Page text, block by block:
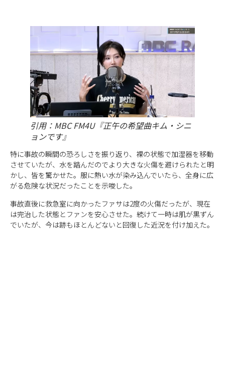
引用：MBC FM4U『正午の希望曲キム・シニ
ョンです』
特に事故の瞬間の恐ろしさを振り返り、裸の状態で加湿器を移動
させていたが、水を踏んだのでより大きな火傷を避けられたと明
かし、皆を驚かせた。服に熱い水が染み込んでいたら、全身に広
がる危険な状況だったことを示唆した。
事故直後に救急室に向かったファサは2度の火傷だったが、現在
は完治した状態とファンを安心させた。続けて一時は肌が黒ずん
でいたが、今は跡もほとんどないと回復した近況を付け加えた。